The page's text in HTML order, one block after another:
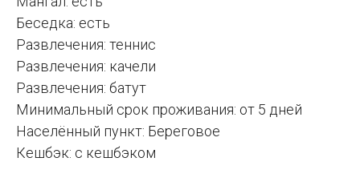
Беседка: есть
Развлечения: теннис
Развлечения: качели
Развлечения: батут
Минимальный срок проживания: от 5 дней
Населённый пункт: Береговое
Кешбэк: с кешбэком